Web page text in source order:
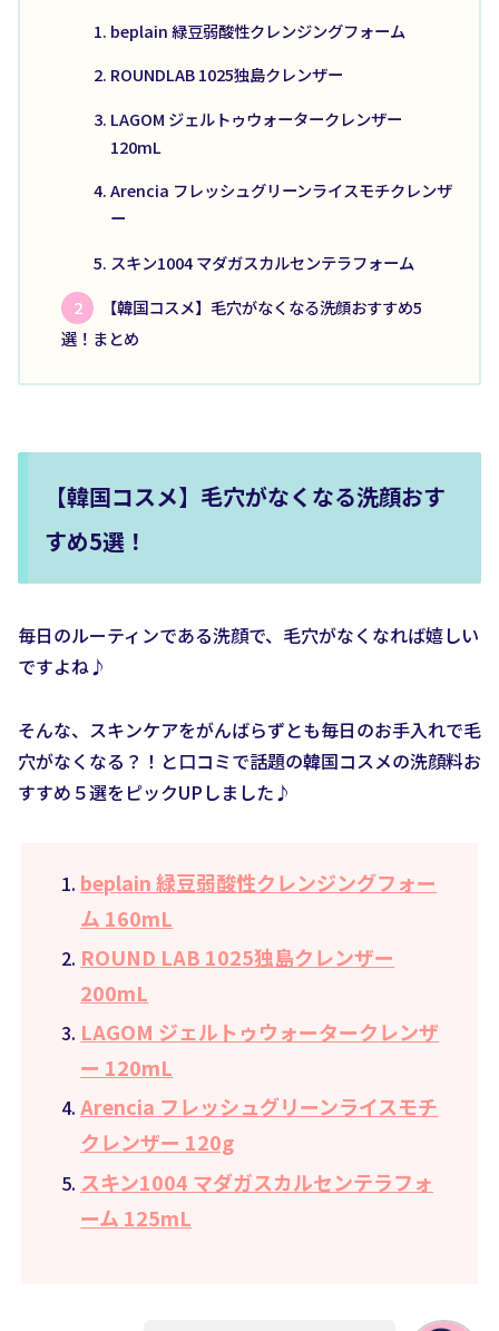
beplain 緑豆弱酸性クレンジングフォーム
ROUNDLAB 1025独島クレンザー
LAGOM ジェルトゥウォータークレンザー
120mL
Arencia フレッシュグリーンライスモチクレンザ
ー
スキン1004 マダガスカルセンテラフォーム
【韓国コスメ】毛穴がなくなる洗顔おすすめ5
選！まとめ
【韓国コスメ】毛穴がなくなる洗顔おす
すめ5選！
毎日のルーティンである洗顔で、毛穴がなくなれば嬉しい
ですよね♪
そんな、スキンケアをがんばらずとも毎日のお手入れで毛
穴がなくなる？！と口コミで話題の韓国コスメの洗顔料お
すすめ５選をピックUPしました♪
beplain 緑豆弱酸性クレンジングフォー
ム 160mL
ROUND LAB 1025独島クレンザー
200mL
LAGOM ジェルトゥウォータークレンザ
ー 120mL
Arencia フレッシュグリーンライスモチ
クレンザー 120g
スキン1004 マダガスカルセンテラフォ
ーム 125mL